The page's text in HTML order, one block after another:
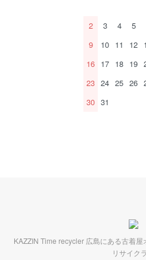
2
3 4 5
9
10 11 12
16 17 18 19
23 24 25 26
30 31
KAZZIN Time recycler 広島にある古着
リサイク